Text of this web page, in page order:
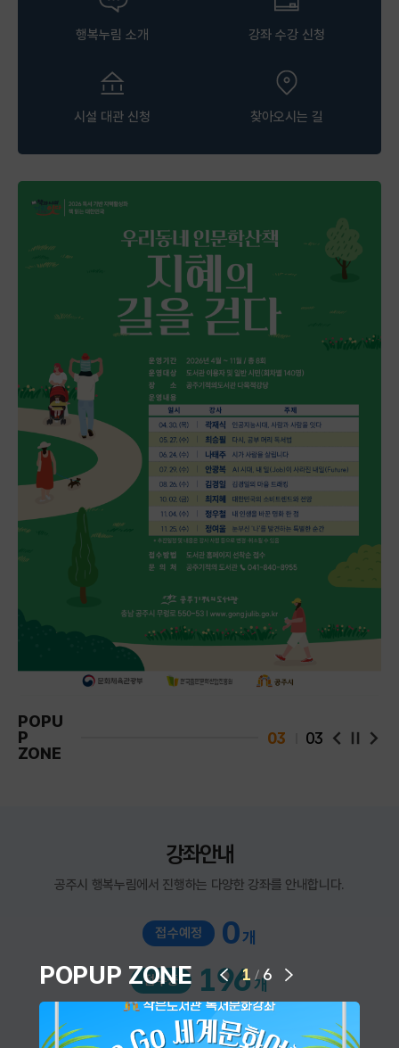
POPUP ZONE 이전 슬라이드
1 /6
다음 슬라이드
행복누림 소개 강좌 수강 신청
시설 대관 신청 찾아오시는 길
POPU
P
ZONE
03 03 팝업 슬라
팝
강좌안내
공주시 행복누림에서 진행하는 다양한 강좌를 안내합니다.
접수예정 0개
접수중 196개
접수마감 964개